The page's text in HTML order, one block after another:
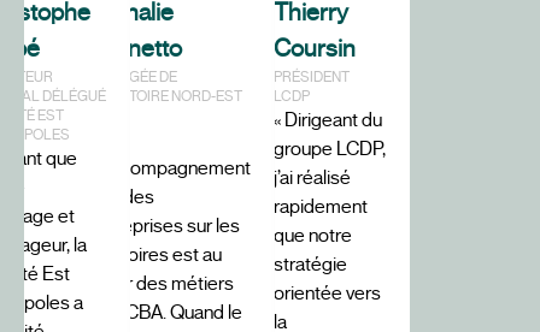
tant que
et
la
Est
a
DÉLÉGUÉ
EST
L’accompagnement
RDI des
entreprises sur les
territoires est au
cœur des métiers
de FCBA. Quand le
Nathalie
Mionetto
CHARGÉE DE
TERRITOIRE NORD-EST
« Dirigeant du
groupe LCDP,
j’ai réalisé
rapidement
que notre
stratégie
orientée vers
la
Thierry
Coursin
PRÉSIDENT
LCDP